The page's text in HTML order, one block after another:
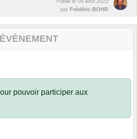
par Frédéric BOHR
pouvoir participer aux